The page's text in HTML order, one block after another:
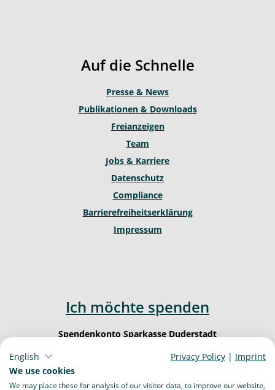
e
r
a
m
o
o
k
Auf die Schnelle
Presse & News
Publikationen & Downloads
Freianzeigen
Team
Jobs & Karriere
Datenschutz
Compliance
Barrierefreiheitserklärung
Impressum
Ich möchte spenden
Spendenkonto Sparkasse Duderstadt
IBAN: DE62 2605 1260 0000 0003 23
English Privacy Policy | Imprint
We use cookies
We may place these for analysis of our visitor data, to improve our website,